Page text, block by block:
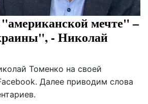
мечте" –
- Николай
Томенко на своей
Далее приводим слова